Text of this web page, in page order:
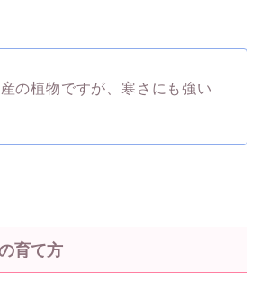
の植物ですが、寒さにも強い
育て方